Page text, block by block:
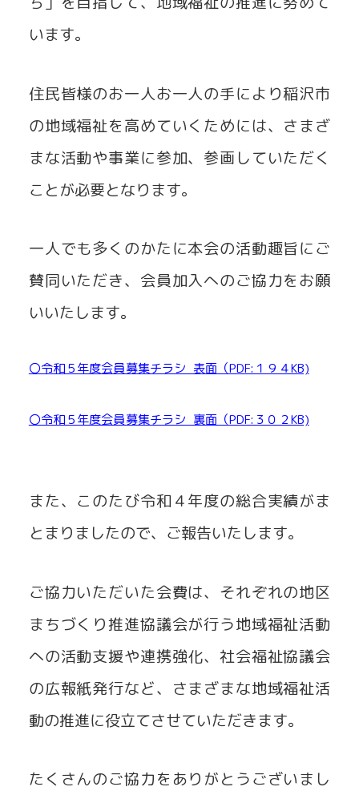
います。
住民皆様のお一人お一人の手により稲沢市
の地域福祉を高めていくためには、さまざ
まな活動や事業に参加、参画していただく
ことが必要となります。
一人でも多くのかたに本会の活動趣旨にご
賛同いただき、会員加入へのご協力をお願
いいたします。
〇令和５年度会員募集チラシ_表面（PDF:１９４KB)
〇令和５年度会員募集チラシ_裏面（PDF:３０２KB)
また、このたび令和４年度の総合実績がま
とまりましたので、ご報告いたします。
ご協力いただいた会費は、それぞれの地区
まちづくり推進協議会が行う地域福祉活動
への活動支援や連携強化、社会福祉協議会
の広報紙発行など、さまざまな地域福祉活
動の推進に役立てさせていただきます。
たくさんのご協力をありがとうございまし